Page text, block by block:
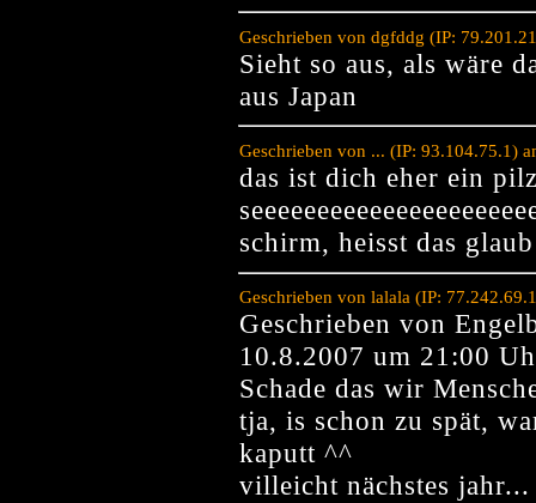
Geschrieben von dgfddg (IP:
Sieht so aus, als wäre
aus Japan
Geschrieben von ... (IP: 93.104.75.1)
das ist dich eher ein
schirm, heisst das
Geschrieben von lalala (IP:
Geschrieben von
10.8.2007 um 21:00
Schade das wir
tja, is schon zu spät,
kaputt ^^
villeicht nächstes jahr...